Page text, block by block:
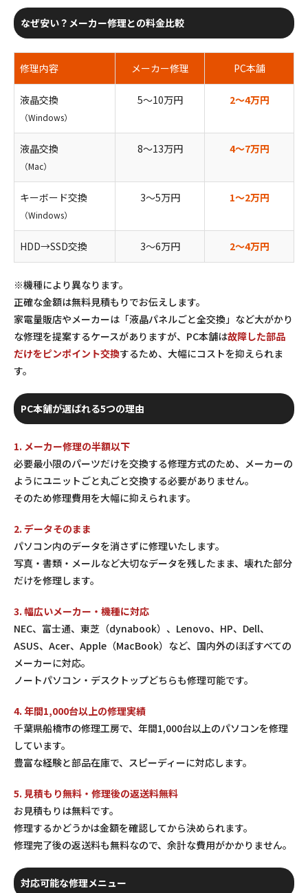
なぜ安い？メーカー修理との料金比較
修理内容 メーカー修理 PC本舗
液晶交換
（Windows）
5〜10万円 2〜4万円
液晶交換
（Mac）
8〜13万円 4〜7万円
キーボード交換
（Windows）
3〜5万円 1〜2万円
HDD→SSD交換 3〜6万円 2〜4万円
※機種により異なります。
正確な金額は無料見積もりでお伝えします。
家電量販店やメーカーは「液晶パネルごと全交換」など大がかり
な修理を提案するケースがありますが、PC本舗は故障した部品
だけをピンポイント交換するため、大幅にコストを抑えられま
す。
PC本舗が選ばれる5つの理由
1. メーカー修理の半額以下
必要最小限のパーツだけを交換する修理方式のため、メーカーの
ようにユニットごと丸ごと交換する必要がありません。
そのため修理費用を大幅に抑えられます。
2. データそのまま
パソコン内のデータを消さずに修理いたします。
写真・書類・メールなど大切なデータを残したまま、壊れた部分
だけを修理します。
3. 幅広いメーカー・機種に対応
NEC、富士通、東芝（dynabook）、Lenovo、HP、Dell、
ASUS、Acer、Apple（MacBook）など、国内外のほぼすべての
メーカーに対応。
ノートパソコン・デスクトップどちらも修理可能です。
4. 年間1,000台以上の修理実績
千葉県船橋市の修理工房で、年間1,000台以上のパソコンを修理
しています。
豊富な経験と部品在庫で、スピーディーに対応します。
5. 見積もり無料・修理後の返送料無料
お見積もりは無料です。
修理するかどうかは金額を確認してから決められます。
修理完了後の返送料も無料なので、余計な費用がかかりません。
対応可能な修理メニュー